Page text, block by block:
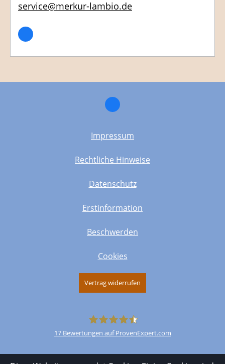
service@merkur-lambio.de
Impressum
Rechtliche Hinweise
Datenschutz
Erstinformation
Beschwerden
Cookies
Vertrag widerrufen
17Bewertungen auf ProvenExpert.com